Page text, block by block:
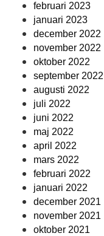
februari 2023
januari 2023
december 2022
november 2022
oktober 2022
september 2022
augusti 2022
juli 2022
juni 2022
maj 2022
april 2022
mars 2022
februari 2022
januari 2022
december 2021
november 2021
oktober 2021